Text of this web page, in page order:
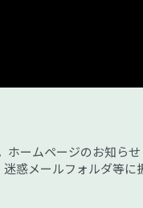
ホームページのお知らせ
惑メールフォルダ等に